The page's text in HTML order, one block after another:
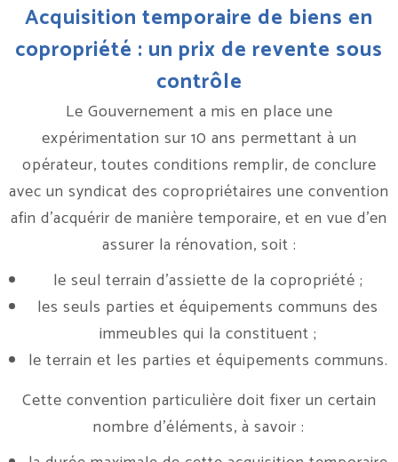
Acquisition temporaire de biens en
copropriété : un prix de revente sous
contrôle
Le Gouvernement a mis en place une
expérimentation sur 10 ans permettant à un
opérateur, toutes conditions remplir, de conclure
avec un syndicat des copropriétaires une convention
afin d’acquérir de manière temporaire, et en vue d’en
assurer la rénovation, soit :
le seul terrain d’assiette de la copropriété ;
les seuls parties et équipements communs des
immeubles qui la constituent ;
le terrain et les parties et équipements communs.
Cette convention particulière doit fixer un certain
nombre d’éléments, à savoir :